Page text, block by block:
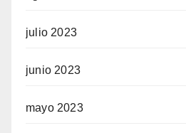
julio 2023
junio 2023
mayo 2023